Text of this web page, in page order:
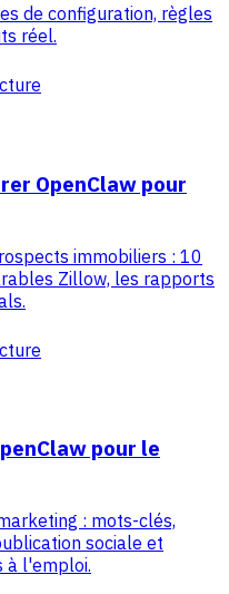
de configuration, règles
réel.
OpenClaw pour
immobiliers : 10
Zillow, les rapports
pour le
: mots-clés,
sociale et
à l'emploi.